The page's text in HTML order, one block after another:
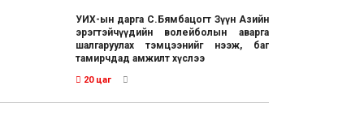
УИХ-ын дарга С.Бямбацогт Зүүн Азийн
эрэгтэйчүүдийн волейболын аварга
шалгаруулах тэмцээнийг нээж, баг
тамирчдад амжилт хүслээ
20 цаг